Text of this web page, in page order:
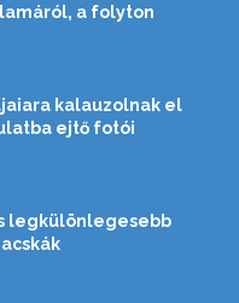
a folyton
kalauzolnak el
ejtő fotói
legkülönlegesebb